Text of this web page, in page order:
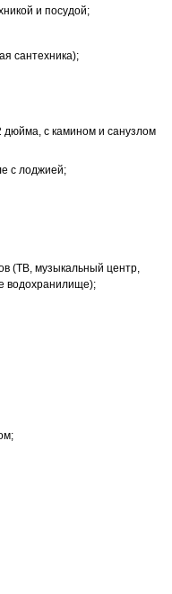
и посудой;
сантехника);
с камином и санузлом
с лоджией;
(ТВ, музыкальный центр,
водохранилище);